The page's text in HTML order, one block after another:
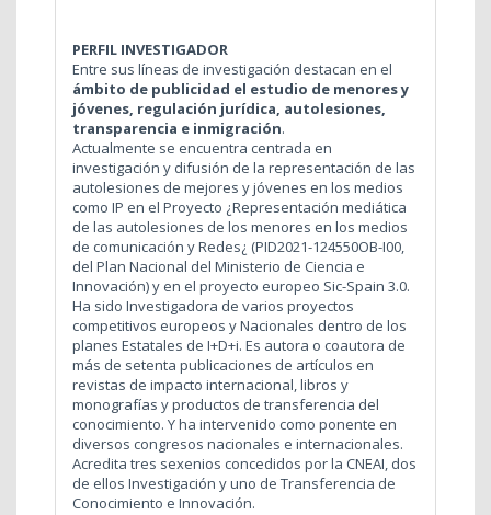
PERFIL INVESTIGADOR
Entre sus líneas de investigación destacan en el
ámbito de publicidad el estudio de menores y
jóvenes, regulación jurídica, autolesiones,
transparencia e inmigración.
Actualmente se encuentra centrada en
investigación y difusión de la representación de las
autolesiones de mejores y jóvenes en los medios
como IP en el Proyecto ¿Representación mediática
de las autolesiones de los menores en los medios
de comunicación y Redes¿ (PID2021-124550OB-I00,
del Plan Nacional del Ministerio de Ciencia e
Innovación) y en el proyecto europeo Sic-Spain 3.0.
Ha sido Investigadora de varios proyectos
competitivos europeos y Nacionales dentro de los
planes Estatales de I+D+i. Es autora o coautora de
más de setenta publicaciones de artículos en
revistas de impacto internacional, libros y
monografías y productos de transferencia del
conocimiento. Y ha intervenido como ponente en
diversos congresos nacionales e internacionales.
Acredita tres sexenios concedidos por la CNEAI, dos
de ellos Investigación y uno de Transferencia de
Conocimiento e Innovación.